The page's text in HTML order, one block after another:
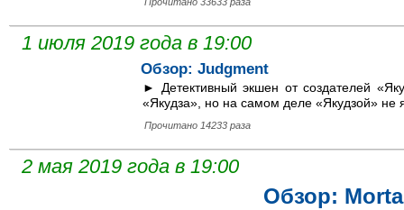
1 июля 2019 года в 19:00
Обзор: Judgment
► Детективный экшен от создателей
«Якудза», но на самом деле «Якудзой» не
Прочитано 14233 раза
2 мая 2019 года в 19:00
Обзор: